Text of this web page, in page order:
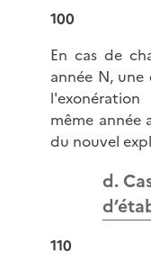
100
En cas de
année N,
même année
du nouvel
d.
110